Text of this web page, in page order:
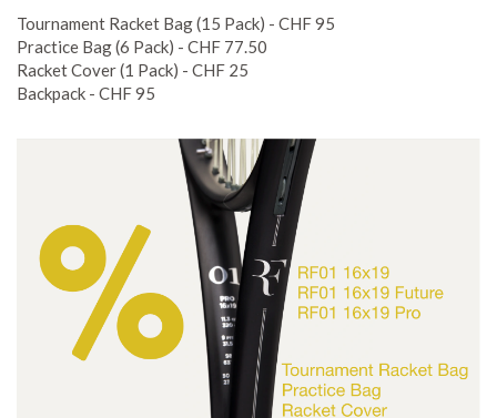
Tournament Racket Bag (15 Pack) - CHF 95
Practice Bag (6 Pack) - CHF 77.50
Racket Cover (1 Pack) - CHF 25
Backpack - CHF 95